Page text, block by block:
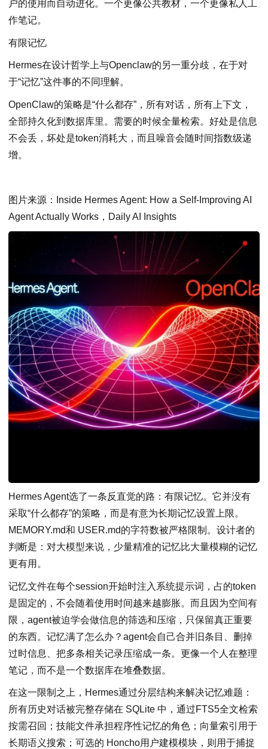
户的使用而自动进化。一个更像公共教材，一个更像私人工
作笔记。
有限记忆
Hermes在设计哲学上与Openclaw的另一重分歧，在于对
于“记忆”这件事的不同理解。
OpenClaw的策略是“什么都存”，所有对话，所有上下文，
全部持久化到数据库里。需要的时候全量检索。好处是信息
不会丢，坏处是token消耗大，而且噪音会随时间指数级递
增。
图片来源：Inside Hermes Agent: How a Self-Improving AI
Agent Actually Works，Daily AI Insights
Hermes Agent选了一条反直觉的路：有限记忆。它并没有
采取“什么都存”的策略，而是有意为长期记忆设置上限。
MEMORY.md和 USER.md的字符数被严格限制。设计者的
判断是：对大模型来说，少量精准的记忆比大量模糊的记忆
更有用。
记忆文件在每个session开始时注入系统提示词，占的token
是固定的，不会随着使用时间越来越膨胀。而且因为空间有
限，agent被迫学会做信息的筛选和压缩，只保留真正重要
的东西。记忆满了怎么办？agent会自己合并旧条目、删掉
过时信息、把多条相关记录压缩成一条。更像一个人在整理
笔记，而不是一个数据库在堆叠数据。
在这一限制之上，Hermes通过分层结构来解决记忆难题：
所有历史对话被完整存储在 SQLite 中，通过FTS5全文检索
按需召回；技能文件承担程序性记忆的角色；向量索引用于
长期语义搜索；可选的 Honcho用户建模模块，则用于捕捉